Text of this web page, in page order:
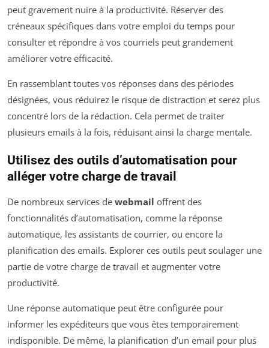
peut gravement nuire à la productivité. Réserver des
créneaux spécifiques dans votre emploi du temps pour
consulter et répondre à vos courriels peut grandement
améliorer votre efficacité.
En rassemblant toutes vos réponses dans des périodes
désignées, vous réduirez le risque de distraction et serez plus
concentré lors de la rédaction. Cela permet de traiter
plusieurs emails à la fois, réduisant ainsi la charge mentale.
Utilisez des outils d’automatisation pour
alléger votre charge de travail
De nombreux services de webmail offrent des
fonctionnalités d’automatisation, comme la réponse
automatique, les assistants de courrier, ou encore la
planification des emails. Explorer ces outils peut soulager une
partie de votre charge de travail et augmenter votre
productivité.
Une réponse automatique peut être configurée pour
informer les expéditeurs que vous êtes temporairement
indisponible. De même, la planification d’un email pour plus